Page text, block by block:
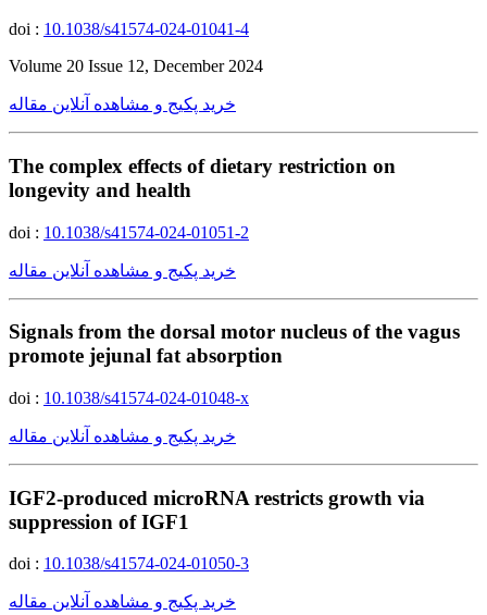
doi : 10.1038/s41574-024-01041-4
Volume 20 Issue 12, December 2024
خرید پکیج و مشاهده آنلاین مقاله
The complex effects of dietary restriction on
longevity and health
doi : 10.1038/s41574-024-01051-2
خرید پکیج و مشاهده آنلاین مقاله
Signals from the dorsal motor nucleus of the vagus
promote jejunal fat absorption
doi : 10.1038/s41574-024-01048-x
خرید پکیج و مشاهده آنلاین مقاله
IGF2-produced microRNA restricts growth via
suppression of IGF1
doi : 10.1038/s41574-024-01050-3
خرید پکیج و مشاهده آنلاین مقاله